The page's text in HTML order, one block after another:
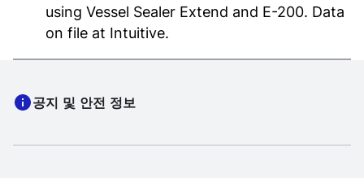
using Vessel Sealer Extend and E-200. Data
on file at Intuitive.
공지 및 안전 정보